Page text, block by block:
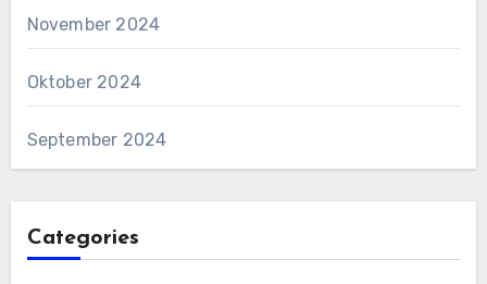
November 2024
Oktober 2024
September 2024
Categories